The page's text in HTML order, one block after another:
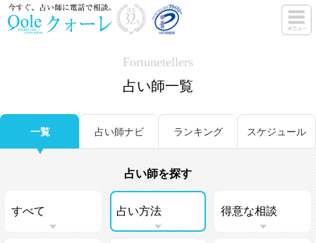
Fortunetellers
占い師一覧
一覧 占い師ナビ ランキング スケジュール
占い師を探す